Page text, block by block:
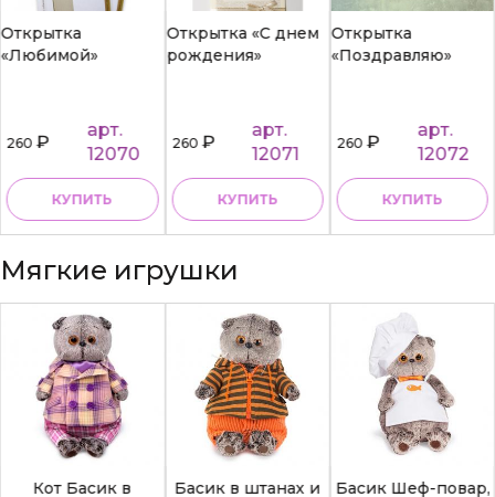
Открытка
«Любимой»
260₽
арт.
12070
КУПИТЬ
Открытка «С днем
рождения»
260₽
арт.
12071
КУПИТЬ
Открытка
«Поздравляю»
260₽
арт.
12072
КУПИТЬ
Мягкие игрушки
Кот Басик в
Басик в штанах и
Басик Шеф-повар,